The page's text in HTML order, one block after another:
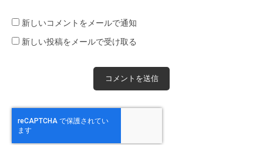
新しいコメントをメールで通知
新しい投稿をメールで受け取る